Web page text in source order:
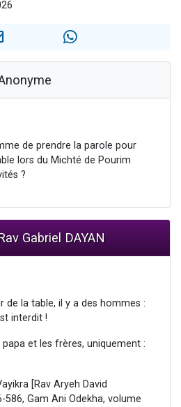
viennent de faire un don pour 5 enfants déjà orphelins risquent de perdre leur maman
viennent de faire un don pour Reloger Rivka, 6 enfants, victime de violences...
49 places pour étudier en groupe sur Zoom
2 personnes viennent de nous rejoindre sur WhatsApp
de prendre la parole pour
lors du Michté de Pourim
?
Gabriel DAYAN
de la table, il y a des hommes :
interdit !
papa et les frères, uniquement :
[Rav Aryeh David
586, Gam Ani Odekha, volume